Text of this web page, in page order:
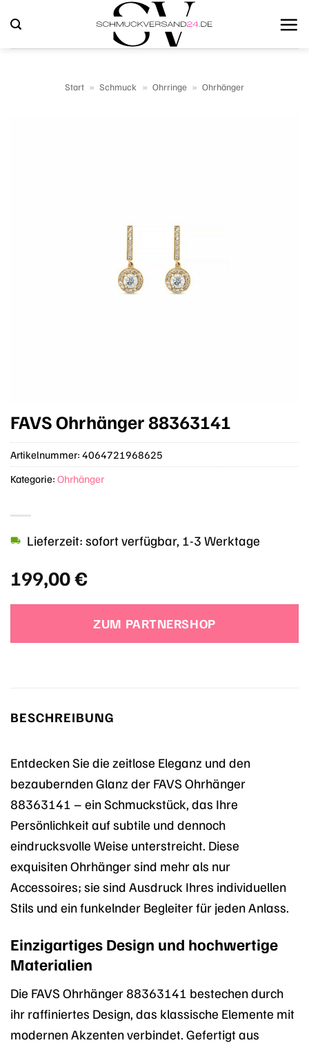
Inhalt
springen
Start » Schmuck » Ohrringe » Ohrhänger
FAVS Ohrhänger 88363141
199,00€
Lieferzeit: sofort verfügbar, 1-3 Werktage
ZUM PARTNERSHOP
Artikelnummer: 4064721968625
Kategorie: Ohrhänger
BESCHREIBUNG
Entdecken Sie die zeitlose Eleganz und den
bezaubernden Glanz der FAVS Ohrhänger
88363141 – ein Schmuckstück, das Ihre
Persönlichkeit auf subtile und dennoch
eindrucksvolle Weise unterstreicht. Diese
exquisiten Ohrhänger sind mehr als nur
Accessoires; sie sind Ausdruck Ihres individuellen
Stils und ein funkelnder Begleiter für jeden Anlass.
Einzigartiges Design und hochwertige
Materialien
Die FAVS Ohrhänger 88363141 bestechen durch
ihr raffiniertes Design, das klassische Elemente mit
modernen Akzenten verbindet. Gefertigt aus